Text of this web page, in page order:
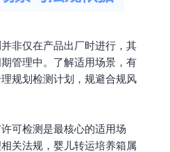
非仅在产品出厂时进行，其
管理中。了解适用场景，有
规划检测计划，规避合规风
可检测是最核心的适用场
关法规，婴儿转运培养箱属